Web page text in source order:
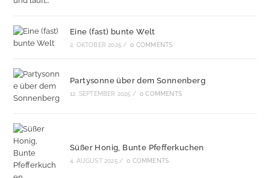
Eine (fast) bunte Welt
2. OKTOBER 2025 / 0 COMMENTS
Partysonne über dem Sonnenberg
12. SEPTEMBER 2025 / 0 COMMENTS
Süßer Honig, Bunte Pfefferkuchen
4. AUGUST 2025 / 0 COMMENTS